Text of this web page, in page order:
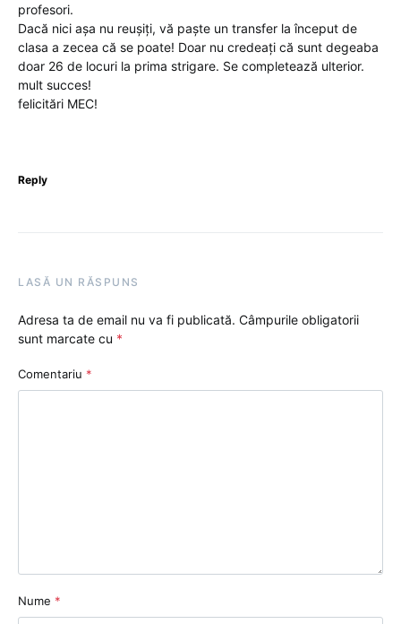
profesori.
Dacă nici așa nu reușiți, vă paște un transfer la început de
clasa a zecea că se poate! Doar nu credeați că sunt degeaba
doar 26 de locuri la prima strigare. Se completează ulterior.
mult succes!
felicitări MEC!
Reply
LASĂ UN RĂSPUNS
Adresa ta de email nu va fi publicată. Câmpurile obligatorii
sunt marcate cu *
Comentariu *
Nume *